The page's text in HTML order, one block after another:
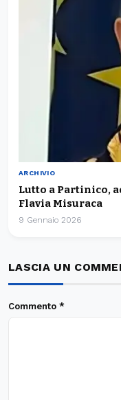
ARCHIVIO
Lutto a Partinico,
Flavia Misuraca
9 Gennaio 2026
LASCIA UN
Commento *